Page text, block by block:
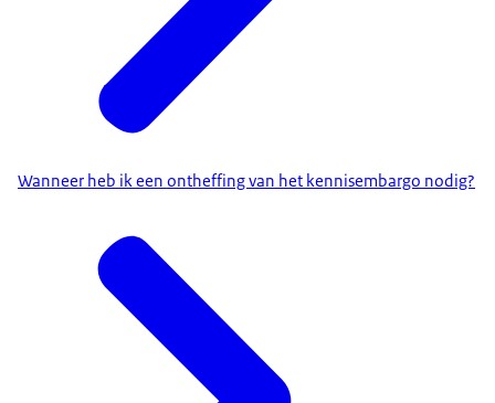
Wanneer heb ik een ontheffing van het kennisembargo nodig?